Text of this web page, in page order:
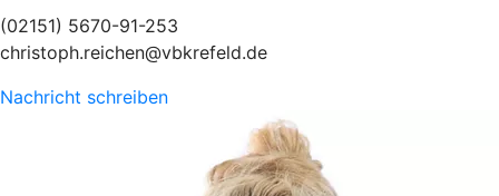
(02151) 5670-91-253
christoph.reichen@vbkrefeld.de
Nachricht schreiben